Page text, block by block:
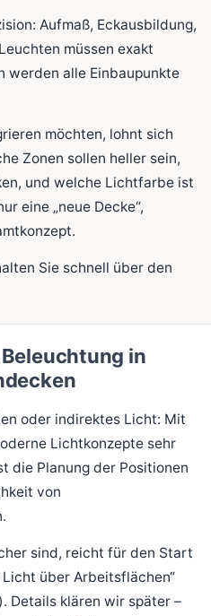
Aufmaß, Eckausbildung,
müssen exakt
werden alle Einbaupunkte
möchten, lohnt sich
Zonen sollen heller sein,
und welche Lichtfarbe ist
eine „neue Decke“,
Sie schnell über den
in
oder indirektes Licht: Mit
Lichtkonzepte sehr
die Planung der Positionen
von
sind, reicht für den Start
Licht über Arbeitsflächen“
Details klären wir später –